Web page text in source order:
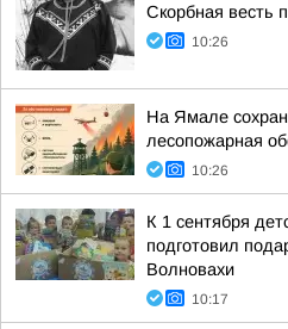
Скорбная весть
10:26
На Ямале
лесопожарная
10:26
К 1 сентября
подготовил
Волновахи
10:17